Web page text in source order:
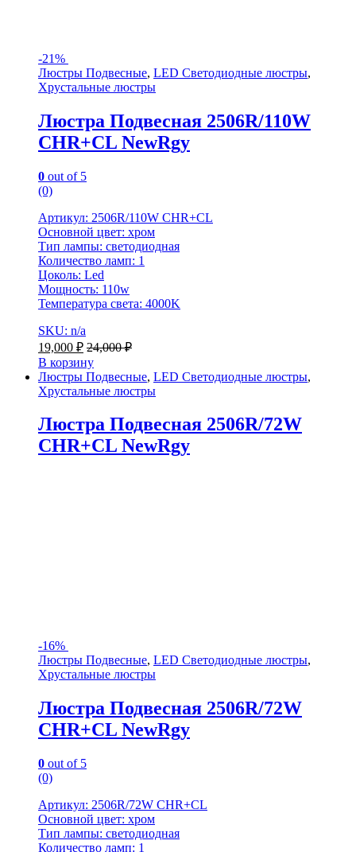
-21%
Люстры Подвесные, LED Светодиодные люстры,
Хрустальные люстры
Люстра Подвесная 2506R/110W
CHR+CL NewRgy
0 out of 5
(0)
Артикул: 2506R/110W CHR+CL
Основной цвет: хром
Тип лампы: светодиодная
Количество ламп: 1
Цоколь: Led
Мощность: 110w
Температура света: 4000K
SKU: n/a
19,000 ₽ 24,000₽
В корзину
Люстры Подвесные, LED Светодиодные люстры,
Хрустальные люстры
Люстра Подвесная 2506R/72W
CHR+CL NewRgy
-16%
Люстры Подвесные, LED Светодиодные люстры,
Хрустальные люстры
Люстра Подвесная 2506R/72W
CHR+CL NewRgy
0 out of 5
(0)
Артикул: 2506R/72W CHR+CL
Основной цвет: хром
Тип лампы: светодиодная
Количество ламп: 1